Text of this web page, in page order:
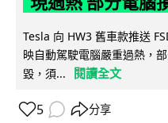
Tesla 向 HW3 舊車款推送
映自動駕駛電腦嚴重過熱，
毀，須...
閱讀全文
5 分享